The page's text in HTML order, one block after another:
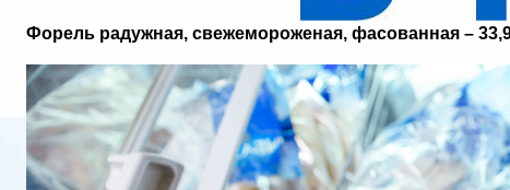
Форель радужная, свежемороженая, фасованная –